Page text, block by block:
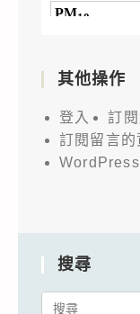
其他操作
登入
訂
訂閱留言的
搜尋
Search